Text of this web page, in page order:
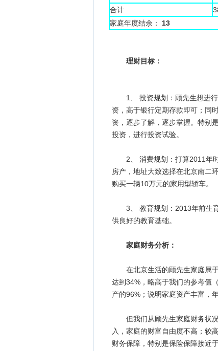
合计
家庭年度结余： 13
理财目标：
1、 投资规划：顾先生想进行
资，高于银行定期存款即可；同
资，逐步了解，逐步掌握。特别
投资，进行投资试验。
2、 消费规划：打算2011年
房产，地址大致选择在北京南二
购买一辆10万元的家用型轿车。
3、 教育规划：2013年前生
供良好的教育基础。
家庭财务分析：
在北京生活的顾先生家庭属于
达到34%，略高于我们的参考值
产的96%；说明家庭资产丰富，
但我们从顾先生家庭财务状况
入，家庭的财富自由度不高；较
财务保障，特别是保险保障接近